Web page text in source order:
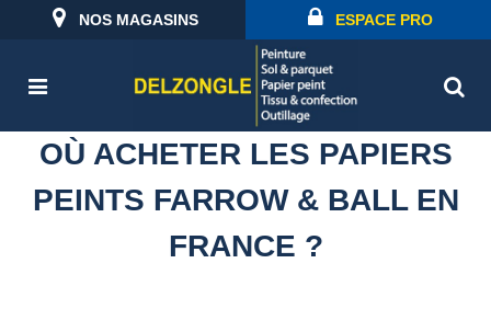
NOS MAGASINS ESPACE PRO
OÙ ACHETER LES PAPIERS
PEINTS FARROW & BALL EN
FRANCE ?